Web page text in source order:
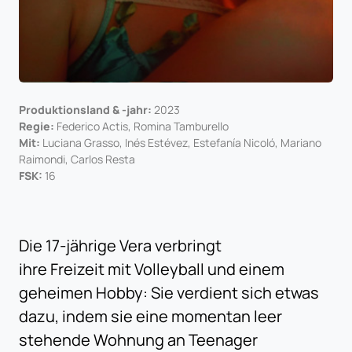
Produktionsland & -jahr: 2023
Regie: Federico Actis, Romina Tamburello
Mit: Luciana Grasso, Inés Estévez, Estefanía Nicoló, Mariano
Raimondi, Carlos Resta
FSK: 16
Die 17-jährige Vera verbringt
ihre Freizeit mit Volleyball und einem
geheimen Hobby: Sie verdient sich etwas
dazu, indem sie eine momentan leer
stehende Wohnung an Teenager